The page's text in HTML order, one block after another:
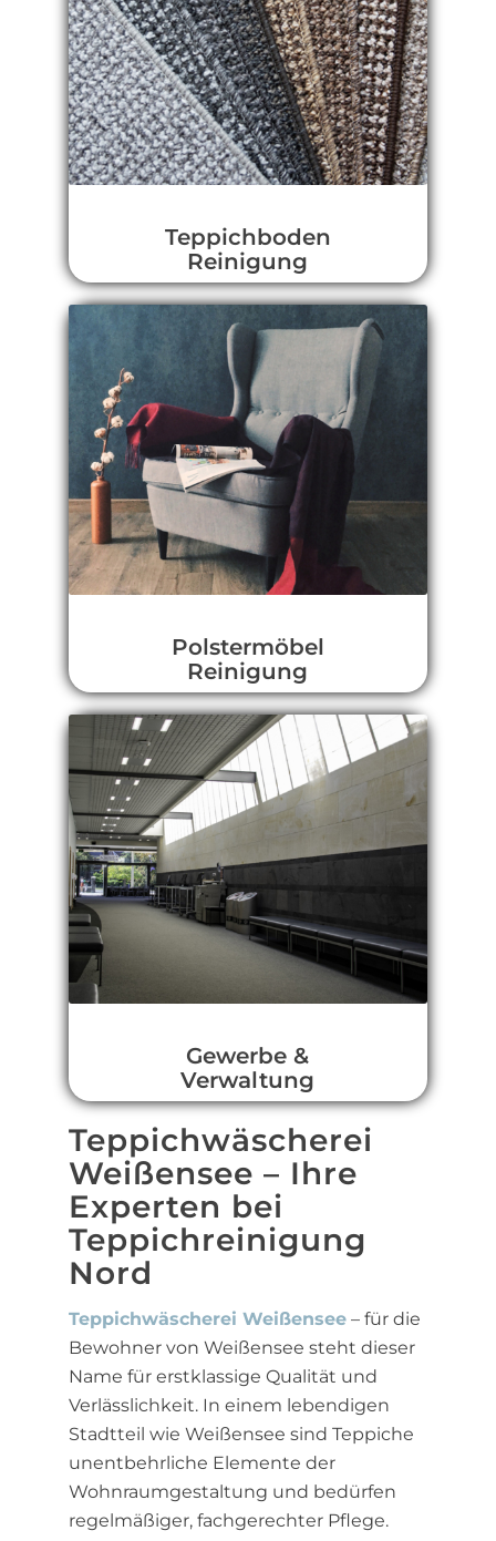
Teppichboden
Reinigung
Polstermöbel
Reinigung
Gewerbe &
Verwaltung
Teppichwäscherei
Weißensee – Ihre
Experten bei
Teppichreinigung
Nord
Teppichwäscherei Weißensee – für die
Bewohner von Weißensee steht dieser
Name für erstklassige Qualität und
Verlässlichkeit. In einem lebendigen
Stadtteil wie Weißensee sind Teppiche
unentbehrliche Elemente der
Wohnraumgestaltung und bedürfen
regelmäßiger, fachgerechter Pflege.